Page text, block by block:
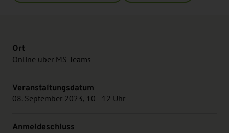
Ort
Online über MS Teams
Veranstaltungsdatum
08. September 2023, 10 - 12 Uhr
Anmeldeschluss